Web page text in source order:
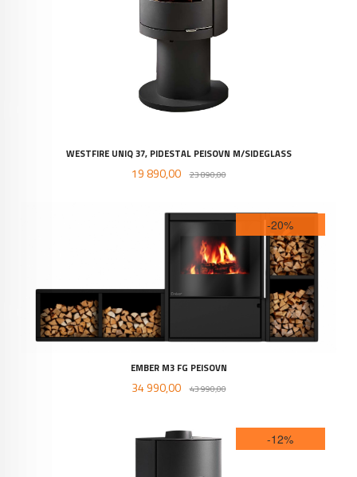
WESTFIRE UNIQ 37, PIDESTAL PEISOVN M/SIDEGLASS
Tilbud
19 890,00 23 890,00Rabatt
EMBER M3 FG PEISOVN
Tilbud
34 990,00 43 990,00Rabatt
-20%
-12%